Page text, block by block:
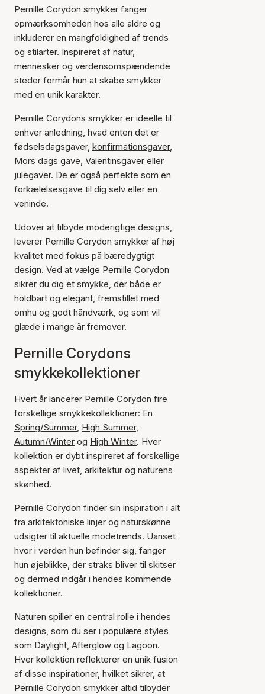
Pernille Corydon smykker fanger
opmærksomheden hos alle aldre og
inkluderer en mangfoldighed af trends
og stilarter. Inspireret af natur,
mennesker og verdensomspændende
steder formår hun at skabe smykker
med en unik karakter.
Pernille Corydons smykker er ideelle til
enhver anledning, hvad enten det er
fødselsdagsgaver, konfirmationsgaver,
Mors dags gave, Valentinsgaver eller
julegaver. De er også perfekte som en
forkælelsesgave til dig selv eller en
veninde.
Udover at tilbyde moderigtige designs,
leverer Pernille Corydon smykker af høj
kvalitet med fokus på bæredygtigt
design. Ved at vælge Pernille Corydon
sikrer du dig et smykke, der både er
holdbart og elegant, fremstillet med
omhu og godt håndværk, og som vil
glæde i mange år fremover.
Pernille Corydons
smykkekollektioner
Hvert år lancerer Pernille Corydon fire
forskellige smykkekollektioner: En
Spring/Summer, High Summer,
Autumn/Winter og High Winter. Hver
kollektion er dybt inspireret af forskellige
aspekter af livet, arkitektur og naturens
skønhed.
Pernille Corydon finder sin inspiration i alt
fra arkitektoniske linjer og naturskønne
udsigter til aktuelle modetrends. Uanset
hvor i verden hun befinder sig, fanger
hun øjeblikke, der straks bliver til skitser
og dermed indgår i hendes kommende
kollektioner.
Naturen spiller en central rolle i hendes
designs, som du ser i populære styles
som Daylight, Afterglow og Lagoon.
Hver kollektion reflekterer en unik fusion
af disse inspirationer, hvilket sikrer, at
Pernille Corydon smykker altid tilbyder